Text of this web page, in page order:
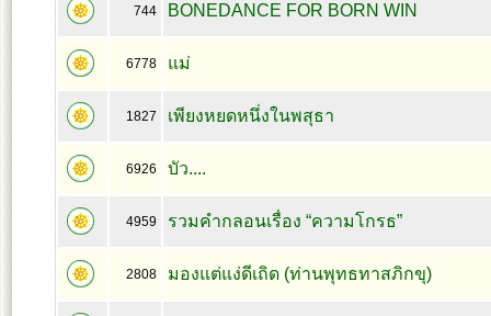
744 BONEDANCE FOR BORN WIN
6778 แม่
1827 เพียงหยดหนึ่งในพสุธา
6926 บัว....
4959 รวมคำกลอนเรื่อง “ความโกรธ”
2808 มองแต่แง่ดีเถิด (ท่านพุทธทาสภิกขุ)